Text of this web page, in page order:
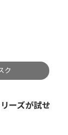
ク
ーズが試せ